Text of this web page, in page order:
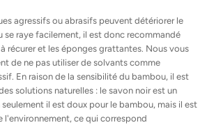
agressifs ou abrasifs peuvent détériorer le
se raye facilement, il est donc recommandé
récurer et les éponges grattantes. Nous vous
de ne pas utiliser de solvants comme
En raison de la sensibilité du bambou, il est
solutions naturelles : le savon noir est un
il est doux pour le bambou, mais il est
l'environnement, ce qui correspond